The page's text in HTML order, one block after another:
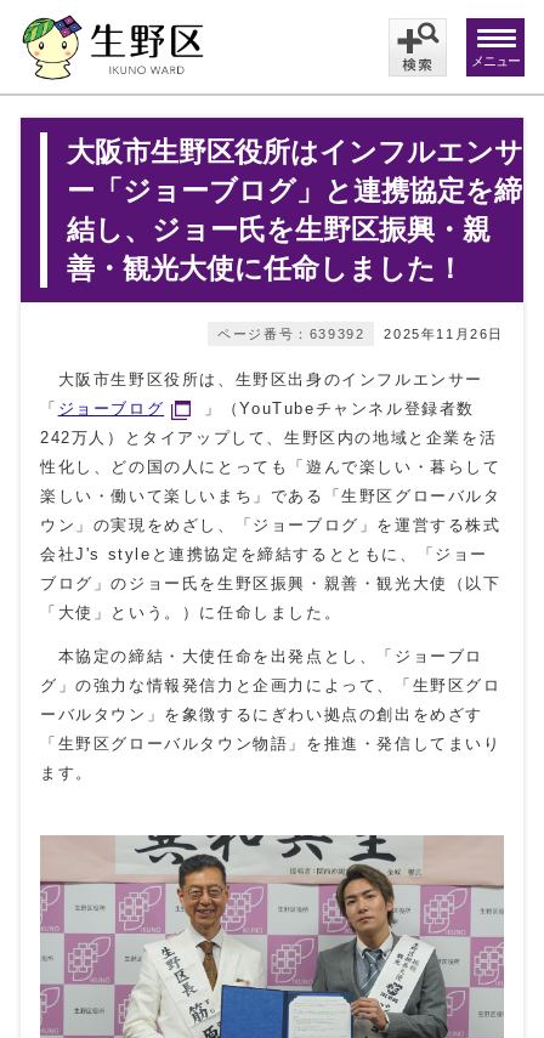
メニュー
大阪市生野区役所はインフルエンサ
ー「ジョーブログ」と連携協定を締
結し、ジョー氏を生野区振興・親
善・観光大使に任命しました！
2025年11月26日
ページ番号：639392
大阪市生野区役所は、生野区出身のインフルエンサー
「 ジョーブログ
」（YouTubeチャンネル登録者数
242万人）とタイアップして、生野区内の地域と企業を活
性化し、どの国の人にとっても「遊んで楽しい・暮らして
楽しい・働いて楽しいまち」である「生野区グローバルタ
ウン」の実現をめざし、「ジョーブログ」を運営する株式
会社J's styleと連携協定を締結するとともに、「ジョー
ブログ」のジョー氏を生野区振興・親善・観光大使（以下
「大使」という。）に任命しました。
本協定の締結・大使任命を出発点とし、「ジョーブロ
グ」の強力な情報発信力と企画力によって、「生野区グロ
ーバルタウン」を象徴するにぎわい拠点の創出をめざす
「生野区グローバルタウン物語」を推進・発信してまいり
ます。